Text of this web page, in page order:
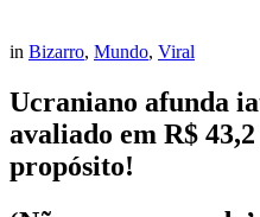
in Bizarro, Mundo, Viral
Ucraniano afunda
avaliado em R$
propósito!